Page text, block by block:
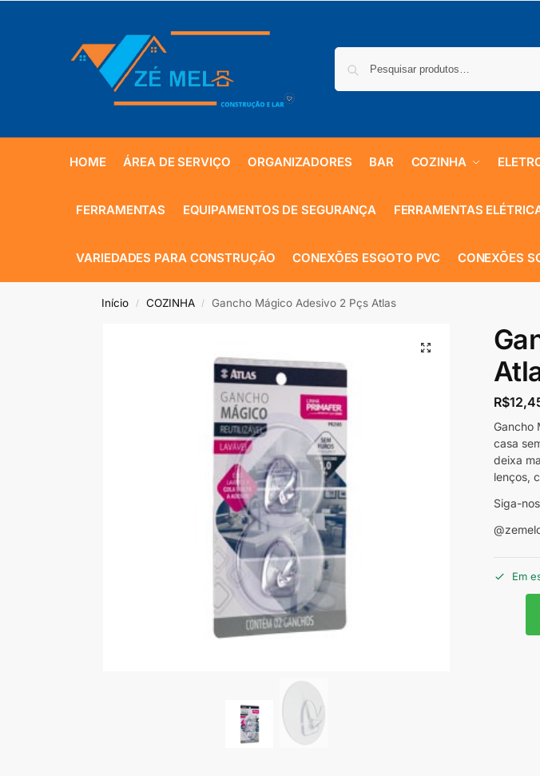
HOME ÁREA DE SERVIÇO ORGANIZADORES BAR COZINHA
FERRAMENTAS EQUIPAMENTOS DE SEGURANÇA FERRAMENTAS
VARIEDADES PARA CONSTRUÇÃO CONEXÕES ESGOTO PVC CONEXÕES
Início / COZINHA / Gancho Mágico Adesivo 2 Pçs Atlas
R$
Gancho
casa
deixa
lenços,
Siga-
Em